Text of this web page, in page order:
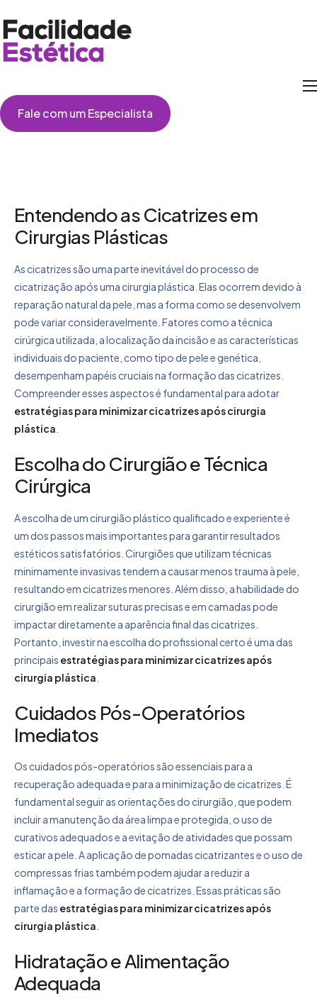
Fale com um Especialista
Entendendo as Cicatrizes em
Cirurgias Plásticas
As cicatrizes são uma parte inevitável do processo de
cicatrização após uma cirurgia plástica. Elas ocorrem devido à
reparação natural da pele, mas a forma como se desenvolvem
pode variar consideravelmente. Fatores como a técnica
cirúrgica utilizada, a localização da incisão e as características
individuais do paciente, como tipo de pele e genética,
desempenham papéis cruciais na formação das cicatrizes.
Compreender esses aspectos é fundamental para adotar
estratégias para minimizar cicatrizes após cirurgia
plástica
Escolha do Cirurgião e Técnica
Cirúrgica
A escolha de um cirurgião plástico qualificado e experiente é
um dos passos mais importantes para garantir resultados
estéticos satisfatórios. Cirurgiões que utilizam técnicas
minimamente invasivas tendem a causar menos trauma à pele,
resultando em cicatrizes menores. Além disso, a habilidade do
cirurgião em realizar suturas precisas e em camadas pode
impactar diretamente a aparência final das cicatrizes.
Portanto, investir na escolha do profissional certo é uma das
principais estratégias para minimizar cicatrizes após
cirurgia plástica
Cuidados Pós-Operatórios
Imediatos
Os cuidados pós-operatórios são essenciais para a
recuperação adequada e para a minimização de cicatrizes. É
fundamental seguir as orientações do cirurgião, que podem
incluir a manutenção da área limpa e protegida, o uso de
curativos adequados e a evitação de atividades que possam
esticar a pele. A aplicação de pomadas cicatrizantes e o uso de
compressas frias também podem ajudar a reduzir a
inflamação e a formação de cicatrizes. Essas práticas são
parte das estratégias para minimizar cicatrizes após
cirurgia plástica
Hidratação e Alimentação
Adequada